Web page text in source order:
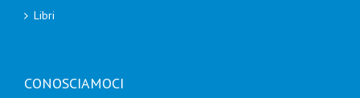
Libri
CONOSCIAMOCI